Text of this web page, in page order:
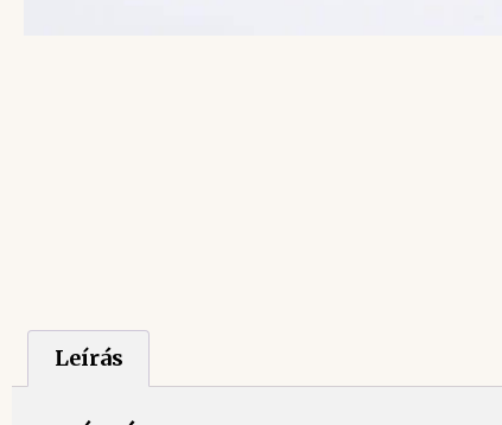
Leírás